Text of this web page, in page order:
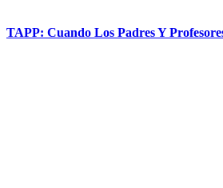
TAPP: Cuando Los Padres Y